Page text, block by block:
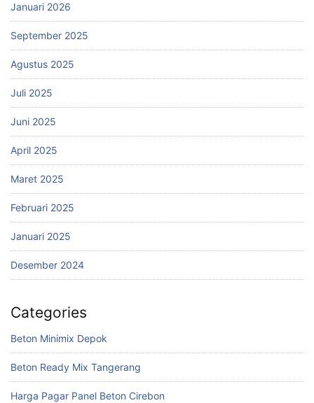
Januari 2026
September 2025
Agustus 2025
Juli 2025
Juni 2025
April 2025
Maret 2025
Februari 2025
Januari 2025
Desember 2024
Categories
Beton Minimix Depok
Beton Ready Mix Tangerang
Harga Pagar Panel Beton Cirebon